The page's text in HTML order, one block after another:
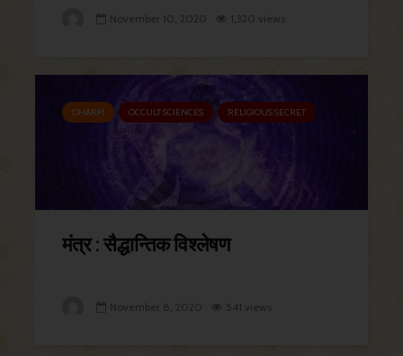
November 10, 2020 1,320 views
DHARM OCCULT SCIENCES RELIGIOUS SECRET
मंत्र : सैद्धान्तिक विश्लेषण
November 8, 2020 541 views